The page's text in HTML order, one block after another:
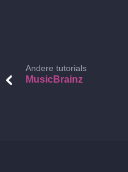
Andere tutorials
MusicBrainz